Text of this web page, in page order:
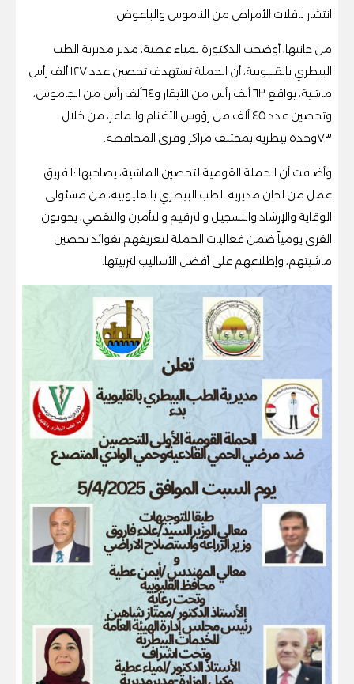
انتشار ناقلات الأمراض من الناموس والباعوض.
من جانبها، أوضحت الدكتورة لمياء عطية، مدير مديرية الطب
البيطري بالقليوبية، أن الحملة تستهدف تحصين عدد ١٢٧ ألف رأس
ماشية، بواقع ٦٣ ألف رأس من الأبقار و٦٤ألف رأس من الجاموس،
وتحصين عدد ٤٥ ألف من رؤوس الأغنام والماعز، من خلال
٧٣وحدة بيطرية بمختلف مراكز وقرى المحافظة.
وأضافت أن الحملة القومية لتحصين الماشية، يصاحبها ١٠ فريق
عمل من لجان مديرية الطب البيطري بالقليوبية، من مسئولى
الوقاية والإرشاد والتسجيل والترقيم والتأمين والتقصي، يجوبون
القرى يومياً ضمن فعاليات الحملة لتعريفهم بفوائد تحصين
ماشيتهم، وإطلاعهم على أفضل الأساليب لتربيتها.